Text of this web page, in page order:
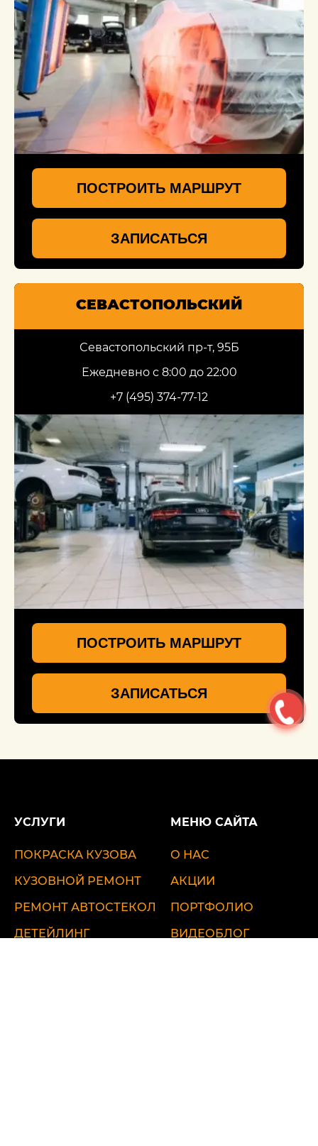
ПОСТРОИТЬ МАРШРУТ
ЗАПИСАТЬСЯ
СЕВАСТОПОЛЬСКИЙ
Севастопольский пр-т, 95Б
Ежедневно с 8:00 до 22:00
+7 (495) 374-77-12
ПОСТРОИТЬ МАРШРУТ
ЗАПИСАТЬСЯ
УСЛУГИ
ПОКРАСКА КУЗОВА
КУЗОВНОЙ РЕМОНТ
РЕМОНТ АВТОСТЕКОЛ
ДЕТЕЙЛИНГ
МЕНЮ САЙТА
О НАС
АКЦИИ
ПОРТФОЛИО
ВИДЕОБЛОГ